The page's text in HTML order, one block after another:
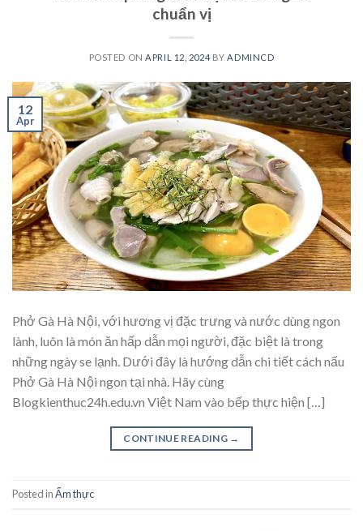
chuẩn vị
POSTED ONAPRIL 12, 2024 BYADMINCD
12
Apr
Phở Gà Hà Nội, với hương vị đặc trưng và nước dùng ngon
lành, luôn là món ăn hấp dẫn mọi người, đặc biệt là trong
những ngày se lạnh. Dưới đây là hướng dẫn chi tiết cách nấu
Phở Gà Hà Nội ngon tại nhà. Hãy cùng
Blogkienthuc24h.edu.vn Việt Nam vào bếp thực hiện […]
CONTINUE READING →
Posted inẨm thực